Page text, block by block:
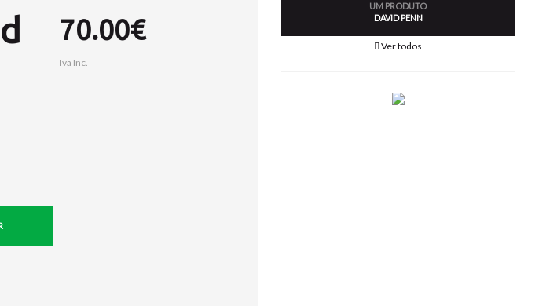
70.00€
Iva Inc.
UM PRODUTO
DAVID PENN
Ver todos